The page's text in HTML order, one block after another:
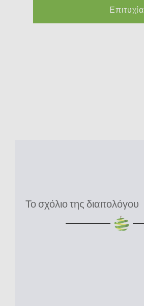
Επιτυχία
Το σχόλιο της διαιτολόγου